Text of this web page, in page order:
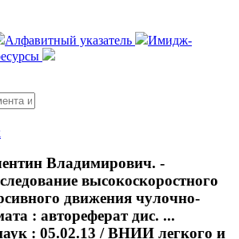
Алфавитный указатель
Имидж-
Владимирович. -
высокоскоростного
движения чулочно-
: автореферат дис. ...
: 05.02.13 / ВНИИ легкого и